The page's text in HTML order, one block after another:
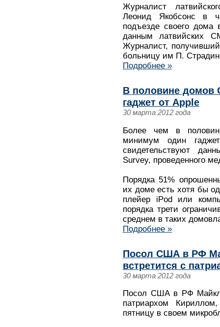
Журналист
Леонид Якобсонс в
подъезде своего дома
данным латвийских
Журналист,
больницу им П.
Подробнее »
В половине домов
гаджет от Apple
30 марта 2012 года
Более чем в
минимум один
свидетельствуют
Survey, проведенного
Порядка 51%
их доме есть хотя бы
плейер iPod или
порядка трети
среднем в таких
Подробнее »
Посол США в РФ
встретится с
30 марта 2012 года
Посол США в РФ Майкл
патриархом
пятницу в своем